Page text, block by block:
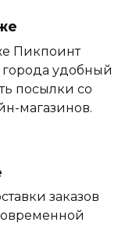
Пикпоинт
города удобный
посылки со
магазинов.
заказов